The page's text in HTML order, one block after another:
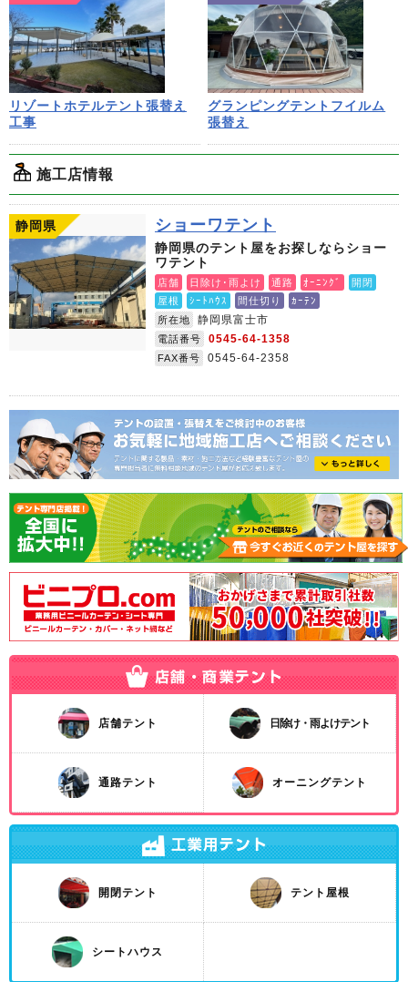
リゾートホテルテント張替え
工事
グランピングテントフイルム
張替え
施工店情報
静岡県 ショーワテント
静岡県のテント屋をお探しならショー
ワテント
店舗 日除け･雨よけ 通路 ｵｰﾆﾝｸﾞ
開閉
屋根
ｼｰﾄﾊｳｽ 間仕切り
ｶｰﾃﾝ
所在地
静岡県富士市
電話番号 0545-64-1358
FAX番号 0545-64-2358
店舗テント 日除け・雨よけテント
通路テント オーニングテント
開閉テント テント屋根
シートハウス